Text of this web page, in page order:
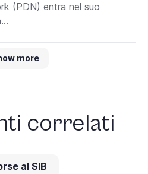
(PDN) entra nel suo
more
correlati
al SIB